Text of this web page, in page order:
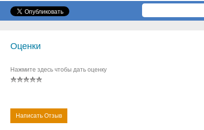
Оценки
Нажмите здесь чтобы дать оценку
Написать Отзыв